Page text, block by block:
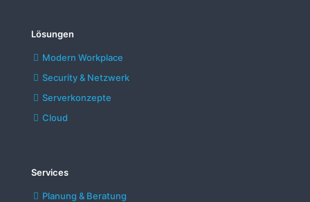
Lösungen
Modern Workplace
Security & Netzwerk
Serverkonzepte
Cloud
Services
Planung & Beratung